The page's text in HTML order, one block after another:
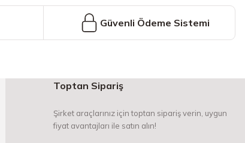
Güvenli Ödeme Sistemi
Toptan Sipariş
Şirket araçlarınız için toptan sipariş verin, uygun
fiyat avantajları ile satın alın!